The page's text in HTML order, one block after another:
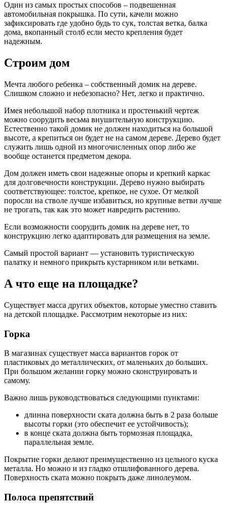
Один из самых простых способов – подвешенная
автомобильная покрышка. По сути, качели можно
зафиксировать где удобно будь то сук, толстая ветка, балка
дома, вкопанный столб если место крепления будет
надежным.
Строим дом
Мечта любого ребенка – собственный домик на дереве.
Слишком сложно и небезопасно? Нет, легко и практично.
Имея небольшой набор плотника и простенький чертеж
можно соорудить весьма внушительную конструкцию.
Естественно такой домик не должен находиться на большой
высоте, а крепиться он будет не на самом дереве. Дерево будет
служить лишь одной из многочисленных опор либо же
вообще останется предметом декора.
Дом должен иметь свои надежные опоры и крепкий каркас
для долговечности конструкции. Дерево нужно выбирать
соответствующее: толстое, крепкое, не сухое. От мелкой
поросли на стволе лучше избавиться, но крупные ветви лучше
не трогать, так как это может навредить растению.
Если возможности соорудить домик на дереве нет, то
конструкцию легко адаптировать для размещения на земле.
Самый простой вариант — установить туристическую
палатку и немного прикрыть кустарником или ветками.
А что еще на площадке?
Существует масса других объектов, которые уместно ставить
на детской площадке. Рассмотрим некоторые из них:
Горка
В магазинах существует масса вариантов горок от
пластиковых до металлических, от маленьких до больших.
При большом желании горку можно сконструировать и
самому.
Важно лишь руководствоваться следующими пунктами:
длинна поверхности ската должна быть в 2 раза больше
высоты горки (это обеспечит ее устойчивость);
в конце ската должна быть тормозная площадка,
параллельная земле.
Покрытие горки делают преимущественно из цельного куска
металла. Но можно и из гладко отшлифованного дерева.
Поверхность ската можно покрыть даже линолеумом.
Полоса препятствий